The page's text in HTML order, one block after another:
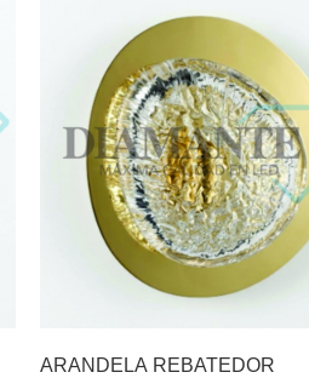
ARANDELA REBATEDOR